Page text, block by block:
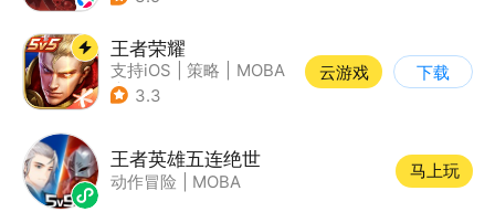
王者荣耀
支持iOS 策略
MOBA
| 奇幻
3.3
云游戏 下载
王者英雄五连绝世
动作冒险 MOBA
马上玩